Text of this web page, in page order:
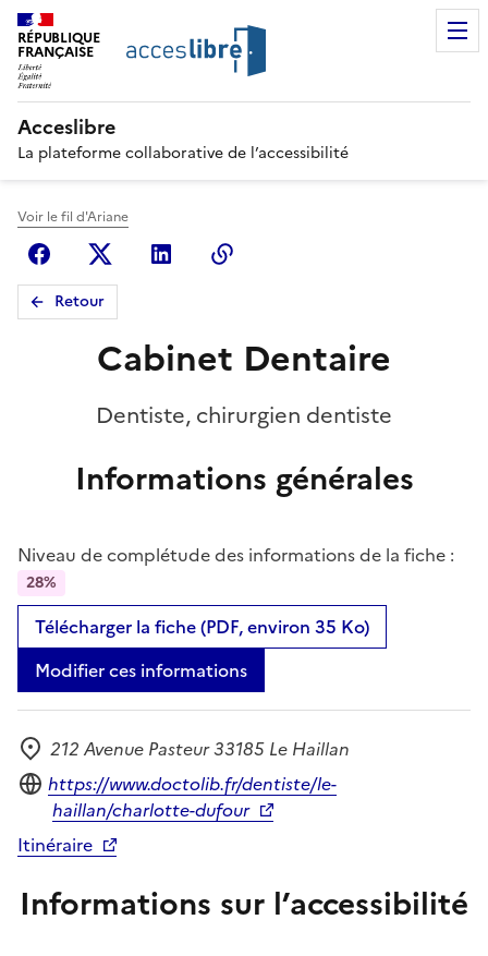
RÉPUBLIQUE
FRANÇAISE
Acceslibre
La plateforme collaborative de l’accessibilité
Voir le fil d'Ariane
FacebookX (anciennement Twitter)
Linkedin
Retour
Cabinet Dentaire
Dentiste, chirurgien dentiste
Informations générales
Niveau de complétude des informations de la fiche :
28%
Télécharger la fiche (PDF, environ 35 Ko)
Modifier ces informations
Adresse
212 Avenue Pasteur 33185 Le Haillan
Site internet
https://www.doctolib.fr/dentiste/le-
haillan/charlotte-dufour
Itinéraire
Informations sur l’accessibilité